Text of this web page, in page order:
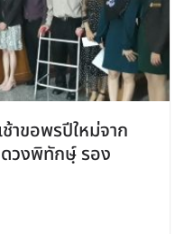
าขอพรปีใหม่จาก
วงพิทักษฺ์ รอง